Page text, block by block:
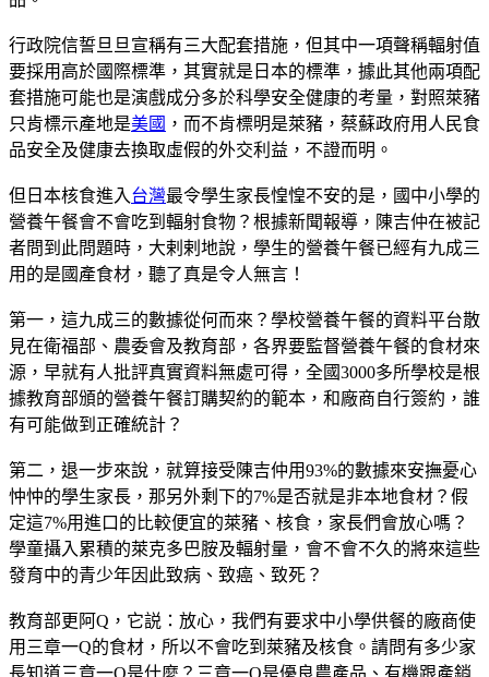
行政院信誓旦旦宣稱有三大配套措施，但其中一項聲稱輻射值
要採用高於國際標準，其實就是日本的標準，據此其他兩項配
套措施可能也是演戲成分多於科學安全健康的考量，對照萊豬
只肯標示產地是美國 ，而不肯標明是萊豬，蔡蘇政府用人民食
品安全及健康去換取虛假的外交利益，不證而明。
但日本核食進入 台灣最令學生家長惶惶不安的是，國中小學的
營養午餐會不會吃到輻射食物？根據新聞報導，陳吉仲在被記
者問到此問題時，大剌剌地說，學生的營養午餐已經有九成三
用的是國產食材，聽了真是令人無言！
第一，這九成三的數據從何而來？學校營養午餐的資料平台散
見在衛福部、農委會及教育部，各界要監督營養午餐的食材來
源，早就有人批評真實資料無處可得，全國3000多所學校是根
據教育部頒的營養午餐訂購契約的範本，和廠商自行簽約，誰
有可能做到正確統計？
第二，退一步來說，就算接受陳吉仲用93%的數據來安撫憂心
忡忡的學生家長，那另外剩下的7%是否就是非本地食材？假
定這7%用進口的比較便宜的萊豬、核食，家長們會放心嗎？
學童攝入累積的萊克多巴胺及輻射量，會不會不久的將來這些
發育中的青少年因此致病、致癌、致死？
教育部更阿Q，它説：放心，我們有要求中小學供餐的廠商使
用三章一Q的食材，所以不會吃到萊豬及核食。請問有多少家
長知道三章一Q是什麼？三章一Q是優良農產品、有機跟產銷